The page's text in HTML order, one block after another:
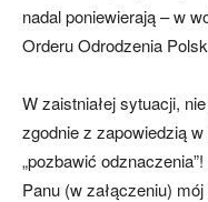
nadal poniewierają – w
Orderu Odrodzenia
W zaistniałej sytuacji,
zgodnie z zapowiedzią
„pozbawić
Panu (w załączeniu)